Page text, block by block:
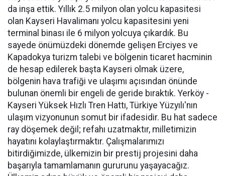
da inşa ettik. Yıllık 2.5 milyon olan yolcu kapasitesi
olan Kayseri Havalimanı yolcu kapasitesini yeni
terminal binası ile 6 milyon yolcuya çıkardık. Bu
sayede önümüzdeki dönemde gelişen Erciyes ve
Kapadokya turizm talebi ve bölgenin ticaret hacminin
de hesap edilerek başta Kayseri olmak üzere,
bölgenin hava trafiği ve ulaşımı açısından önünde
bulunan önemli bir engeli de geride bıraktık. Yerköy -
Kayseri Yüksek Hızlı Tren Hattı, Türkiye Yüzyılı'nın
ulaşım vizyonunun somut bir ifadesidir. Bu hat sadece
ray döşemek değil; refahı uzatmaktır, milletimizin
hayatını kolaylaştırmaktır. Çalışmalarımızı
bitirdiğimizde, ülkemizin bir prestij projesini daha
başarıyla tamamlamanın gururunu yaşayacağız.